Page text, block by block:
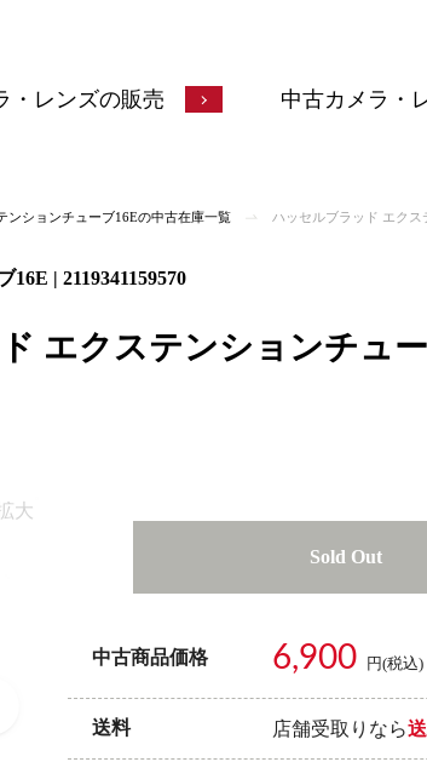
・レンズの販売 中古カメラ・
ンションチューブ16Eの中古在庫一覧 ハッセルブラッド エク
| 2119341159570
エクステンションチュ
大
Sold Out
中古商品価格 6,900 円(税込)
送料 店舗受取りなら